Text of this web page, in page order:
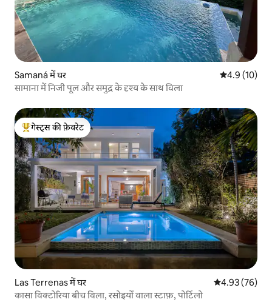
Samaná में घर औसत रेटिंग 5
4.9 (10)
सामाना में निजी पूल और समुद्र के दृश्य के साथ विला
गेस्ट्स का टॉप फ़ेवरेट
गेस्ट्स की फ़ेवरेट
Las Terrenas में घर औसत रेटिंग 5 में
4.93 (76)
कासा विक्टोरिया बीच विला, रसोइयों वाला स्टाफ़, पोर्टिलो